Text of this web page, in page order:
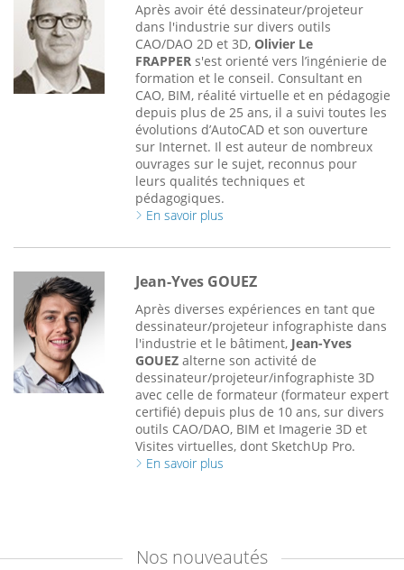
Après avoir été dessinateur/projeteur
dans l'industrie sur divers outils
CAO/DAO 2D et 3D, Olivier Le
FRAPPER s'est orienté vers l’ingénierie de
formation et le conseil. Consultant en
CAO, BIM, réalité virtuelle et en pédagogie
depuis plus de 25 ans, il a suivi toutes les
évolutions d’AutoCAD et son ouverture
sur Internet. Il est auteur de nombreux
ouvrages sur le sujet, reconnus pour
leurs qualités techniques et
pédagogiques.
En savoir plus
Jean-Yves GOUEZ
Après diverses expériences en tant que
dessinateur/projeteur infographiste dans
l'industrie et le bâtiment, Jean-Yves
GOUEZ alterne son activité de
dessinateur/projeteur/infographiste 3D
avec celle de formateur (formateur expert
certifié) depuis plus de 10 ans, sur divers
outils CAO/DAO, BIM et Imagerie 3D et
Visites virtuelles, dont SketchUp Pro.
En savoir plus
Nos nouveautés